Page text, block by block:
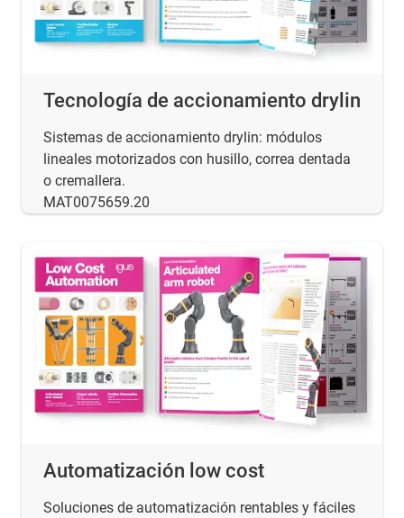
Tecnología de accionamiento drylin
Sistemas de accionamiento drylin: módulos
lineales motorizados con husillo, correa dentada
o cremallera.
MAT0075659.20
Automatización low cost
Soluciones de automatización rentables y fáciles